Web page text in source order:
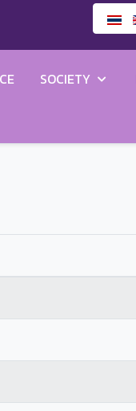
SOCIETY